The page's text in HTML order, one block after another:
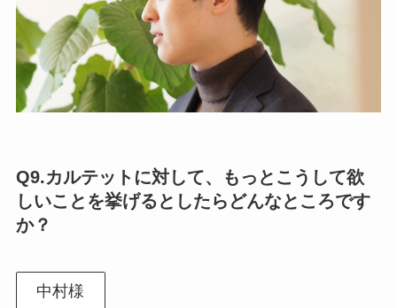
Q9.カルテットに対して、もっとこうして欲
しいことを挙げるとしたらどんなところです
か？
中村様